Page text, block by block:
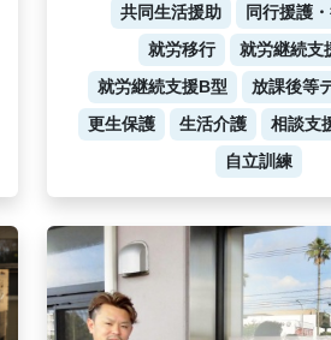
共同生活援助
同行援護
就労移行
就労継続支
就労継続支援B型
放課後等
更生保護
生活介護 相談支
自立訓練